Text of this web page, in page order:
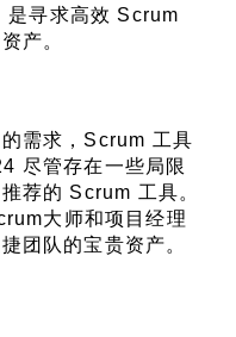
是寻求高效 Scrum
产。
需求，Scrum 工具
尽管存在一些局限
荐的 Scrum 工具。
大师和项目经理
团队的宝贵资产。